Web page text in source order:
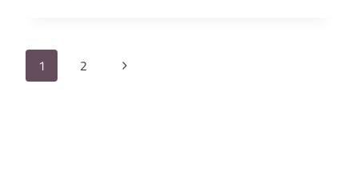
Navegación
1 2
Siguiente